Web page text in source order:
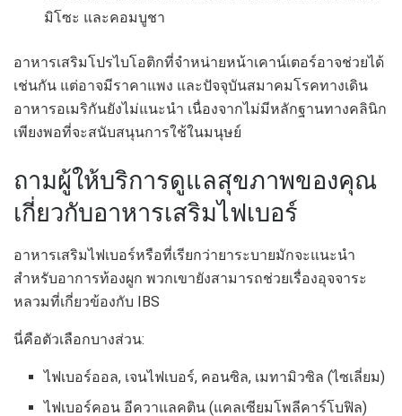
มิโซะ และคอมบูชา
อาหารเสริมโปรไบโอติกที่จำหน่ายหน้าเคาน์เตอร์อาจช่วยได้
เช่นกัน แต่อาจมีราคาแพง และปัจจุบันสมาคมโรคทางเดิน
อาหารอเมริกันยังไม่แนะนำ เนื่องจากไม่มีหลักฐานทางคลินิก
เพียงพอที่จะสนับสนุนการใช้ในมนุษย์
ถามผู้ให้บริการดูแลสุขภาพของคุณ
เกี่ยวกับอาหารเสริมไฟเบอร์
อาหารเสริมไฟเบอร์หรือที่เรียกว่ายาระบายมักจะแนะนำ
สำหรับอาการท้องผูก พวกเขายังสามารถช่วยเรื่องอุจจาระ
หลวมที่เกี่ยวข้องกับ IBS
นี่คือตัวเลือกบางส่วน:​
ไฟเบอร์ออล, เจนไฟเบอร์, คอนซิล, เมทามิวซิล (ไซเลี่ยม)
ไฟเบอร์คอน อีควาแลคติน (แคลเซียมโพลีคาร์โบฟิล)